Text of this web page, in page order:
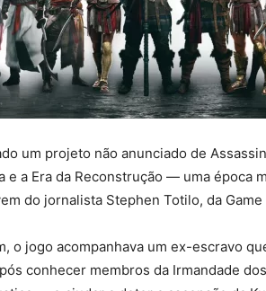
um projeto não anunciado de
e a Era da Reconstrução — uma época
do jornalista Stephen Totilo, da Game
o jogo acompanhava um ex-escravo
conhecer membros da Irmandade